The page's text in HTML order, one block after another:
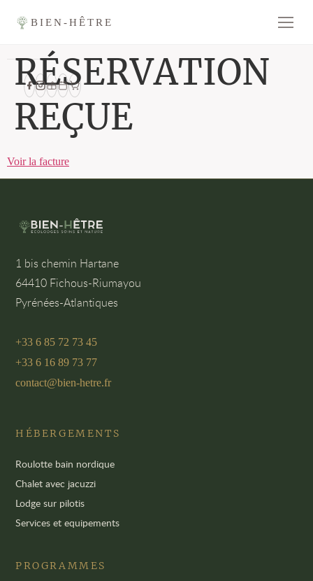
BIEN-HÊTRE
RÉSERVATION
REÇUE
Voir la facture
1 bis chemin Hartane
64410 Fichous-Riumayou
Pyrénées-Atlantiques
+33 6 85 72 73 45
+33 6 16 89 73 77
contact@bien-hetre.fr
HÉBERGEMENTS
Roulotte bain nordique
Chalet avec jacuzzi
Lodge sur pilotis
Services et equipements
PROGRAMMES